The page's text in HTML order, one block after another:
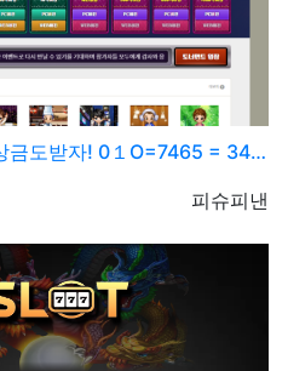
도받자! 0１O=7465 = 3464 …
등록자
피슈피낸